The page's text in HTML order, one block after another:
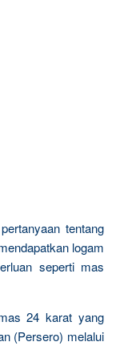
tentang
logam
seperti mas
24 karat yang
(Persero) melalui